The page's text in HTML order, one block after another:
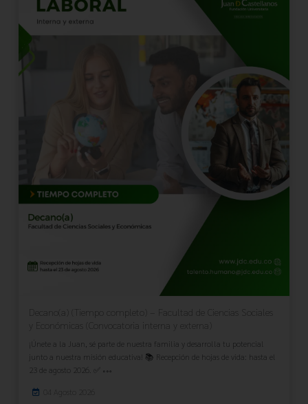
Decano(a) (Tiempo completo) – Facultad de Ciencias Sociales
y Económicas (Convocatoria interna y externa)
¡Únete a la Juan, sé parte de nuestra familia y desarrolla tu potencial
junto a nuestra misión educativa! 📚 Recepción de hojas de vida: hasta el
23 de agosto 2026. ✅